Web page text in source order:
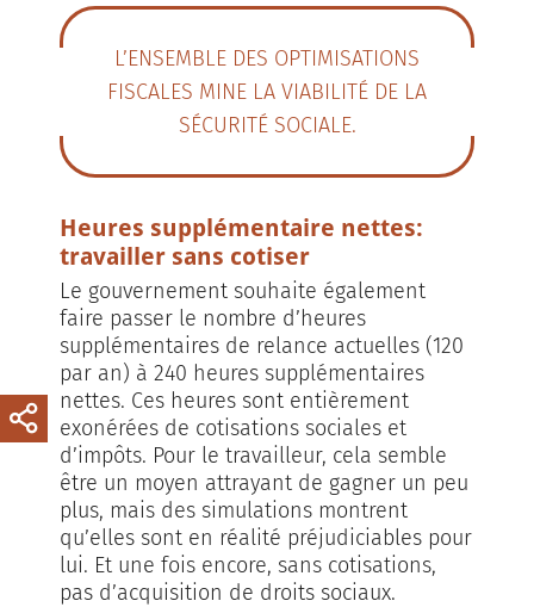
L’ENSEMBLE DES OPTIMISATIONS
FISCALES MINE LA VIABILITÉ DE LA
SÉCURITÉ SOCIALE.
Heures supplémentaire nettes:
travailler sans cotiser
Le gouvernement souhaite également
faire passer le nombre d’heures
supplémentaires de relance actuelles (120
par an) à 240 heures supplémentaires
nettes. Ces heures sont entièrement
exonérées de cotisations sociales et
d’impôts. Pour le travailleur, cela semble
être un moyen attrayant de gagner un peu
plus, mais des simulations montrent
qu’elles sont en réalité préjudiciables pour
lui. Et une fois encore, sans cotisations,
pas d’acquisition de droits sociaux.